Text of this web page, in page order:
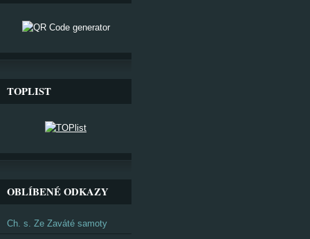
TOPLIST
OBLÍBENÉ ODKAZY
Ch. s. Ze Zaváté samoty